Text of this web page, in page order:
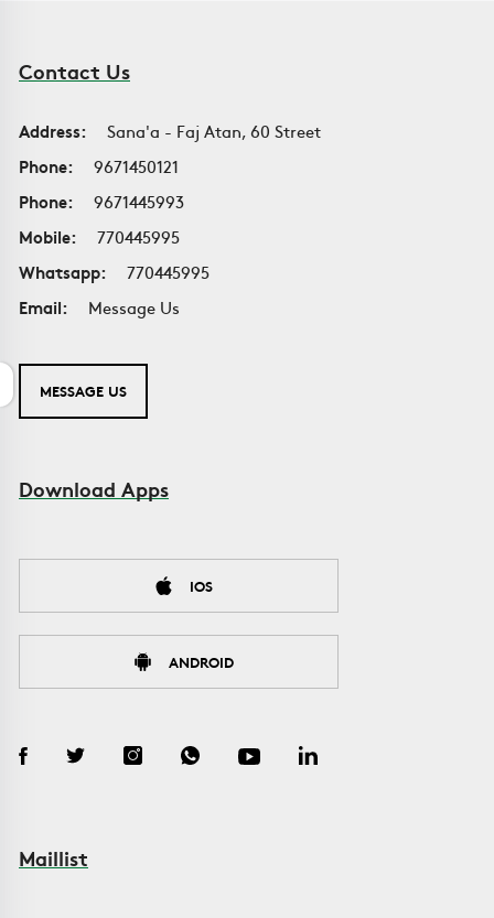
Contact Us
Address:
Sana'a - Faj Atan, 60 Street
Phone:
9671450121
Phone:
9671445993
Mobile:
770445995
Whatsapp:
770445995
Email:
Message Us
MESSAGE US
Download Apps
IOS
ANDROID
Maillist